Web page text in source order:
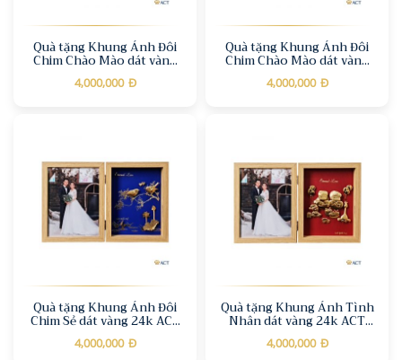
Quà tặng Khung Ảnh Đôi
Chim Chào Mào dát vàng
24k ACT GOLD ISO
9001:2015(Mẫu 4)
4,000,000 Đ
Quà tặng Khung Ảnh Đôi
Chim Chào Mào dát vàng
24k ACT GOLD ISO
9001:2015(Mẫu 3)
4,000,000 Đ
Quà tặng Khung Ảnh Đôi
Chim Sẻ dát vàng 24k ACT
GOLD ISO 9001:2015(Mẫu
2)
4,000,000 Đ
Quà tặng Khung Ảnh Tình
Nhân dát vàng 24k ACT
GOLD ISO 9001:2015(Mẫu
2)
4,000,000 Đ